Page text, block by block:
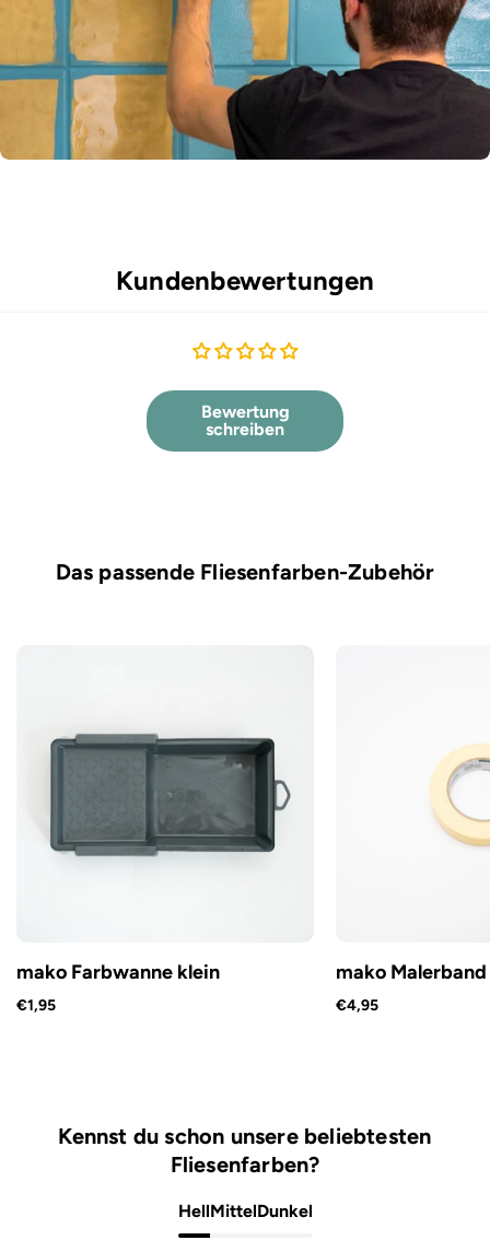
Kundenbewertungen
Bewertung
schreiben
Das passende Fliesenfarben-Zubehör
mako Farbwanne klein
€1,95
mako Malerband
€4,95
Kennst du schon unsere beliebtesten
Fliesenfarben?
HellMittelDunkel